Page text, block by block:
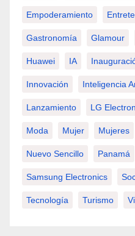
Empoderamiento
Gastronomía Glamour
Huawei IA
Innovación Inteligencia
Lanzamiento LG
Moda Mujer Mujeres
Nuevo Sencillo Panamá
Samsung Electronics
Tecnología Turismo